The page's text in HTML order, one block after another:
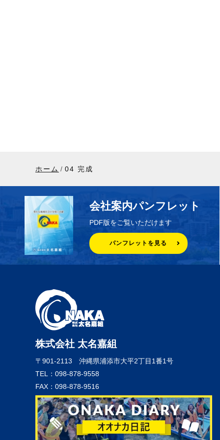
ホーム 04 完成
会社案内パンフレット
PDF版をご覧いただけます
パンフレットを見る
株式会社 太名嘉組
〒901-2113 沖縄県浦添市大平2丁目1番1号
TEL：098-878-9558
FAX：098-878-9516